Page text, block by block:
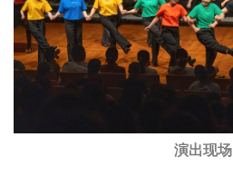
资料库
演出现场